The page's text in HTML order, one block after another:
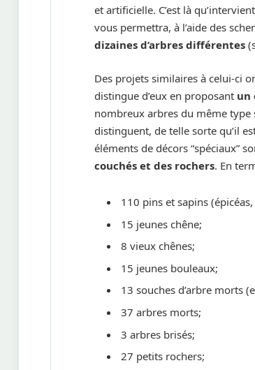
et artificielle. C’est là
vous permettra, à l’aide des
dizaines d’arbres différentes
Des projets similaires à celui-ci
distingue d’eux en proposant un
nombreux arbres du même
distinguent, de telle sorte qu’il
éléments de décors “spéciaux”
couchés et des rochers. En
110 pins et sapins
15 jeunes chêne;
8 vieux chênes;
15 jeunes bouleaux;
13 souches d’arbre morts
37 arbres morts;
3 arbres brisés;
27 petits rochers;